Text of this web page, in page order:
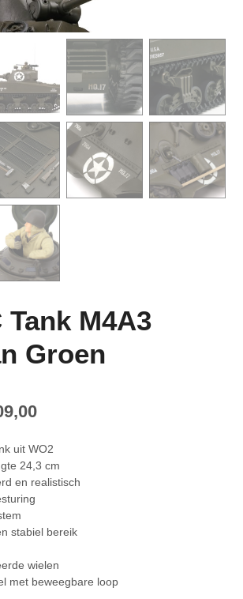
Tank M4A3
Groen
Huidige
is:
€109,00.
uit WO2
24,3 cm
en realistisch
stabiel bereik
wielen
met beweegbare loop